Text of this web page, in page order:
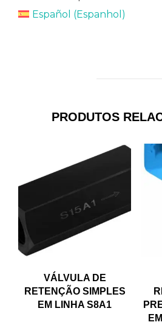
Español (Espanhol )
PRODUTOS
VÁLVULA DE
RETENÇÃO SIMPLES
EM LINHA S8A1